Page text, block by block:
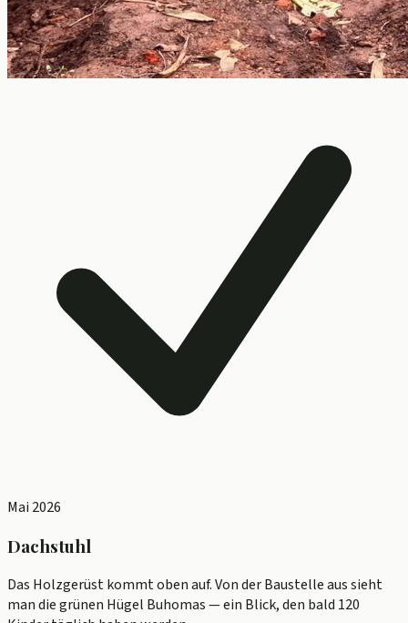
Mai 2026
Dachstuhl
Das Holzgerüst kommt oben auf. Von der Baustelle aus sieht
man die grünen Hügel Buhomas — ein Blick, den bald 120